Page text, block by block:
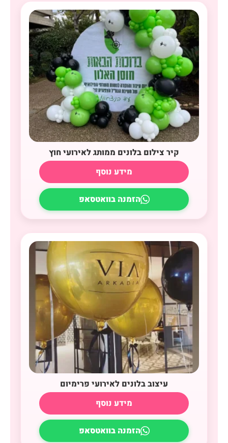
קיר צילום בלונים ממותג לאירועי חוץ
מידע נוסף
הזמנה בוואטסאפ
עיצוב בלונים לאירועי פרימיום
מידע נוסף
הזמנה בוואטסאפ